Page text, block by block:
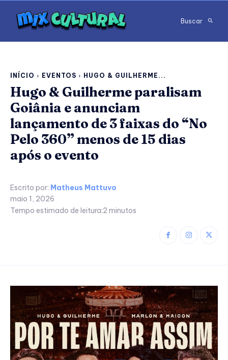
Buscar
INÍCIO EVENTOS HUGO & GUILHERME...
Hugo & Guilherme paralisam
Goiânia e anunciam
lançamento de 3 faixas do “No
Pelo 360” menos de 15 dias
após o evento
Escrito por: Matheus Mattuvo
maio 1, 2026
Tempo estimado de leitura:2 minutos